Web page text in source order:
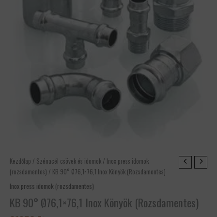
Kezdőlap / Szénacél csövek és idomok / Inox press idomok
(rozsdamentes) / KB 90° Ø76,1×76,1 Inox Könyök (Rozsdamentes)
Inox press idomok (rozsdamentes)
KB 90° Ø76,1×76,1 Inox Könyök (Rozsdamentes)
KB
90°
Ø76,1x76,1
Könyök
(Rozsdamentes)